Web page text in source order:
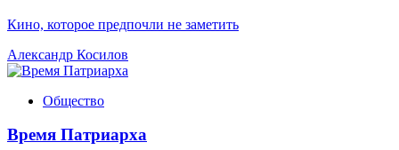
Кино, которое предпочли не заметить
Александр Косилов
Общество
Время Патриарха